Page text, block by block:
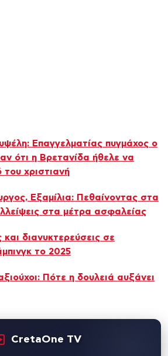
Επαγγελματίας πυγμάχος ο
ότι η Βρετανίδα ήθελε να
χριστιανή
Εξαμίλια: Πεθαίνοντας στα
στα μέτρα ασφαλείας
διανυκτερεύσεις σε
το 2025
Πότε η δουλειά αυξάνει
CretaOne TV